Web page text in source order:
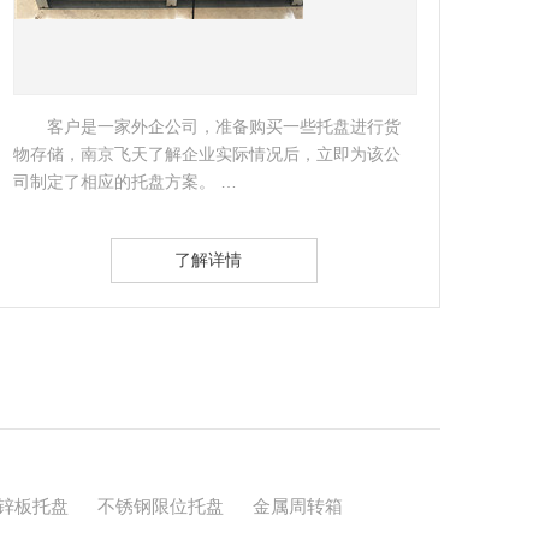
盘进行货
即为该公
作为享富声誉的跨国集团，奇华顿香精香料
公司一直对仓储设备有着极高的管理要求。…
板托盘 不锈钢限位托盘 金属周转箱